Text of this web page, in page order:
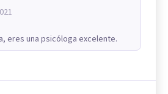
eres una psicóloga excelente.